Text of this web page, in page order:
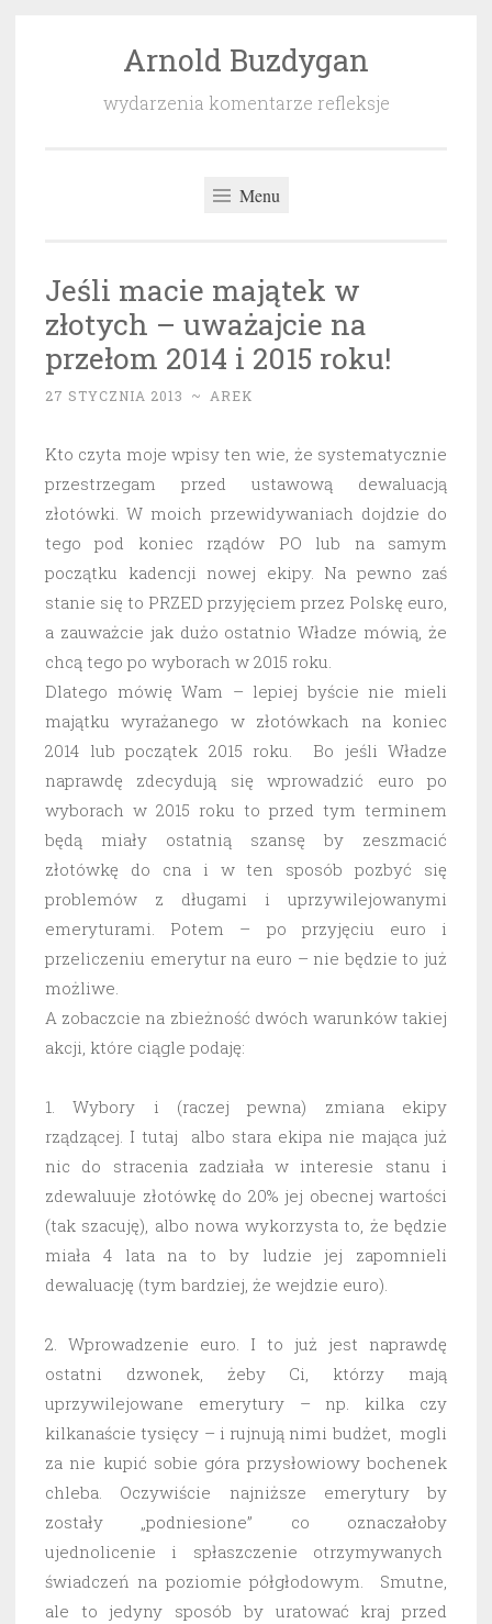
Arnold Buzdygan
wydarzenia komentarze refleksje
Menu
Jeśli macie majątek w
złotych – uważajcie na
przełom 2014 i 2015 roku!
27 STYCZNIA 2013 ~ AREK
Kto czyta moje wpisy ten wie, że systematycznie
przestrzegam przed ustawową dewaluacją
złotówki. W moich przewidywaniach dojdzie do
tego pod koniec rządów PO lub na samym
początku kadencji nowej ekipy. Na pewno zaś
stanie się to PRZED przyjęciem przez Polskę euro,
a zauważcie jak dużo ostatnio Władze mówią, że
chcą tego po wyborach w 2015 roku.
Dlatego mówię Wam – lepiej byście nie mieli
majątku wyrażanego w złotówkach na koniec
2014 lub początek 2015 roku. Bo jeśli Władze
naprawdę zdecydują się wprowadzić euro po
wyborach w 2015 roku to przed tym terminem
będą miały ostatnią szansę by zeszmacić
złotówkę do cna i w ten sposób pozbyć się
problemów z długami i uprzywilejowanymi
emeryturami. Potem – po przyjęciu euro i
przeliczeniu emerytur na euro – nie będzie to już
możliwe.
A zobaczcie na zbieżność dwóch warunków takiej
akcji, które ciągle podaję:
1. Wybory i (raczej pewna) zmiana ekipy
rządzącej. I tutaj albo stara ekipa nie mająca już
nic do stracenia zadziała w interesie stanu i
zdewaluuje złotówkę do 20% jej obecnej wartości
(tak szacuję), albo nowa wykorzysta to, że będzie
miała 4 lata na to by ludzie jej zapomnieli
dewaluację (tym bardziej, że wejdzie euro).
2. Wprowadzenie euro. I to już jest naprawdę
ostatni dzwonek, żeby Ci, którzy mają
uprzywilejowane emerytury – np. kilka czy
kilkanaście tysięcy – i rujnują nimi budżet, mogli
za nie kupić sobie góra przysłowiowy bochenek
chleba. Oczywiście najniższe emerytury by
zostały „podniesione” co oznaczałoby
ujednolicenie i spłaszczenie otrzymywanych
świadczeń na poziomie półgłodowym. Smutne,
ale to jedyny sposób by uratować kraj przed